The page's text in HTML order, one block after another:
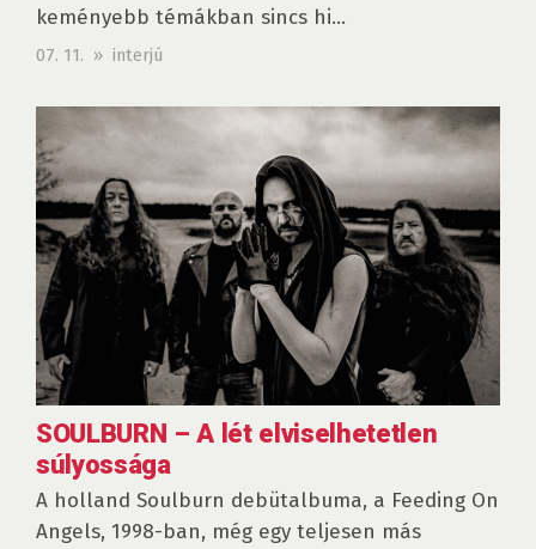
keményebb témákban sincs hi...
07. 11. » interjú
SOULBURN – A lét elviselhetetlen
súlyossága
A holland Soulburn debütalbuma, a Feeding On
Angels, 1998-ban, még egy teljesen más